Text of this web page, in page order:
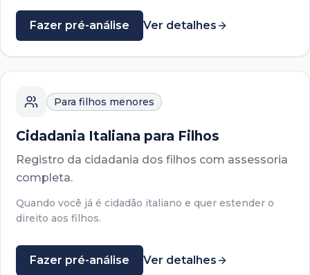
Fazer pré-análise Ver detalhes
Para filhos menores
Cidadania Italiana para Filhos
Registro da cidadania dos filhos com assessoria
completa.
Quando você já é cidadão italiano e quer estender o
direito aos filhos.
Fazer pré-análise Ver detalhes